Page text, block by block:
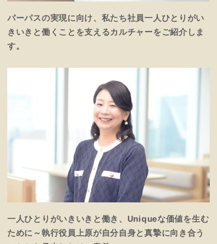
パーパスの実現に向け、私たち社員一人ひとりがい
きいきと働くことを支えるカルチャーをご紹介しま
す。
一人ひとりがいきいきと働き、Uniqueな価値を生む
ために～執行役員上原が自分自身と真摯に向き合う